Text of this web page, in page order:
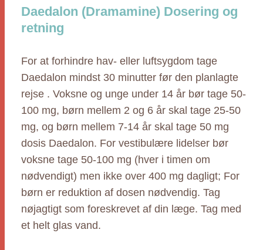
Daedalon (Dramamine) Dosering og
retning
For at forhindre hav- eller luftsygdom tage
Daedalon mindst 30 minutter før den planlagte
rejse . Voksne og unge under 14 år bør tage 50-
100 mg, børn mellem 2 og 6 år skal tage 25-50
mg, og børn mellem 7-14 år skal tage 50 mg
dosis Daedalon. For vestibulære lidelser bør
voksne tage 50-100 mg (hver i timen om
nødvendigt) men ikke over 400 mg dagligt; For
børn er reduktion af dosen nødvendig. Tag
nøjagtigt som foreskrevet af din læge. Tag med
et helt glas vand.